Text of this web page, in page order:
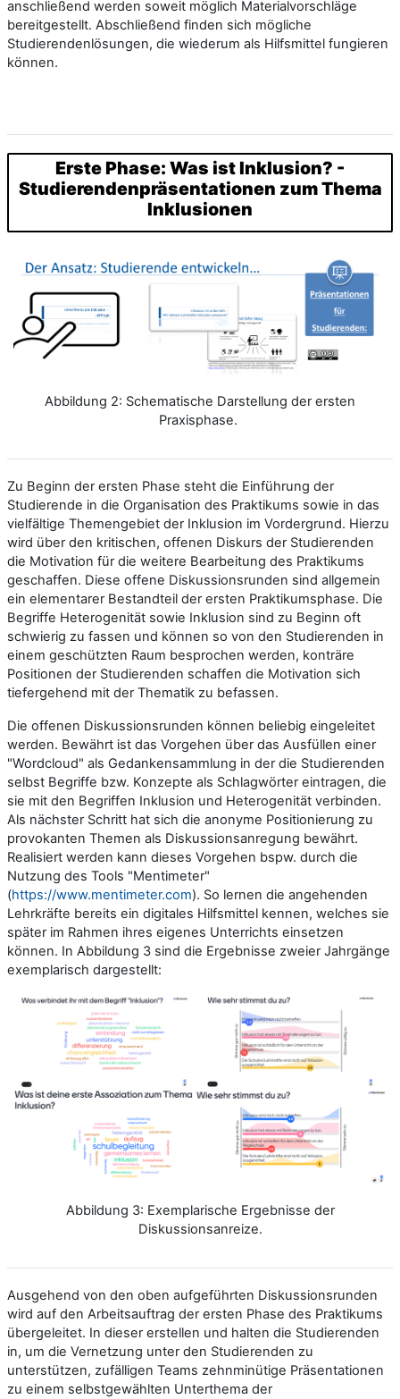
anschließend werden soweit möglich Materialvorschläge
bereitgestellt. Abschließend finden sich mögliche
Studierendenlösungen, die wiederum als Hilfsmittel fungieren
können.
Erste Phase: Was ist Inklusion? -
Studierendenpräsentationen zum Thema
Inklusionen
Abbildung 2: Schematische Darstellung der ersten
Praxisphase.
Zu Beginn der ersten Phase steht die Einführung der
Studierende in die Organisation des Praktikums sowie in das
vielfältige Themengebiet der Inklusion im Vordergrund. Hierzu
wird über den kritischen, offenen Diskurs der Studierenden
die Motivation für die weitere Bearbeitung des Praktikums
geschaffen. Diese offene Diskussionsrunden sind allgemein
ein elementarer Bestandteil der ersten Praktikumsphase. Die
Begriffe Heterogenität sowie Inklusion sind zu Beginn oft
schwierig zu fassen und können so von den Studierenden in
einem geschützten Raum besprochen werden, konträre
Positionen der Studierenden schaffen die Motivation sich
tiefergehend mit der Thematik zu befassen.
Die offenen Diskussionsrunden können beliebig eingeleitet
werden. Bewährt ist das Vorgehen über das Ausfüllen einer
"Wordcloud" als Gedankensammlung in der die Studierenden
selbst Begriffe bzw. Konzepte als Schlagwörter eintragen, die
sie mit den Begriffen Inklusion und Heterogenität verbinden.
Als nächster Schritt hat sich die anonyme Positionierung zu
provokanten Themen als Diskussionsanregung bewährt.
Realisiert werden kann dieses Vorgehen bspw. durch die
Nutzung des Tools "Mentimeter"
(https://www.mentimeter.com). So lernen die angehenden
Lehrkräfte bereits ein digitales Hilfsmittel kennen, welches sie
später im Rahmen ihres eigenes Unterrichts einsetzen
können. In Abbildung 3 sind die Ergebnisse zweier Jahrgänge
exemplarisch dargestellt:
Abbildung 3: Exemplarische Ergebnisse der
Diskussionsanreize.
Ausgehend von den oben aufgeführten Diskussionsrunden
wird auf den Arbeitsauftrag der ersten Phase des Praktikums
übergeleitet. In dieser erstellen und halten die Studierenden
in, um die Vernetzung unter den Studierenden zu
unterstützen, zufälligen Teams zehnminütige Präsentationen
zu einem selbstgewählten Unterthema der